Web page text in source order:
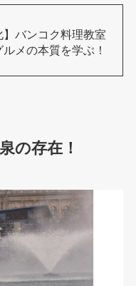
】バンコク料理教室
メの本質を学ぶ！
の存在！